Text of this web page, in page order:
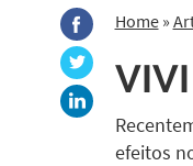
Home»
efeitos